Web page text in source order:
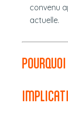
convenu
actuelle.